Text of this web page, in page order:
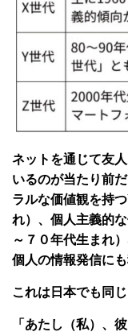
ネットを通じて友
いるのが当たり前
ラルな価値観を持
れ）、個人主義的
～７０年代生まれ
個人の情報発信にも
これは日本でも同じ
「あたし（私）、